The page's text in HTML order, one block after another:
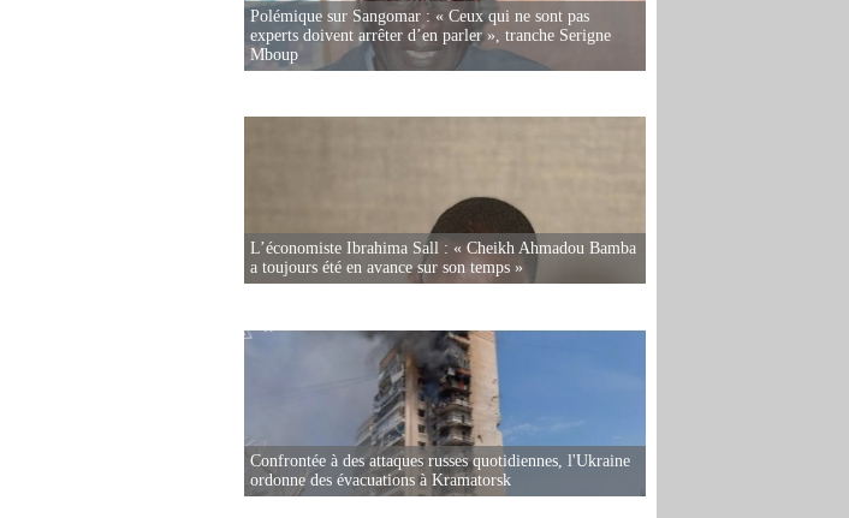
Polémique sur Sangomar : « Ceux qui ne sont pas
experts doivent arrêter d’en parler », tranche Serigne
Mboup
L’économiste Ibrahima Sall : « Cheikh Ahmadou Bamba
a toujours été en avance sur son temps »
Confrontée à des attaques russes quotidiennes, l'Ukraine
ordonne des évacuations à Kramatorsk